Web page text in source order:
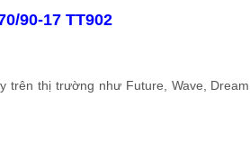
90-17 TT902
thị trường như Future, Wave,